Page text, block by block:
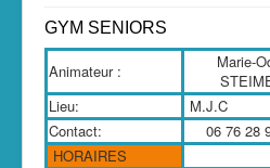
Actualité
Accueil
Les activités
GYM SENIORS
Animateur :
Marie-
Lieu:
M.J.C
Contact:
06 76 28
HORAIRES